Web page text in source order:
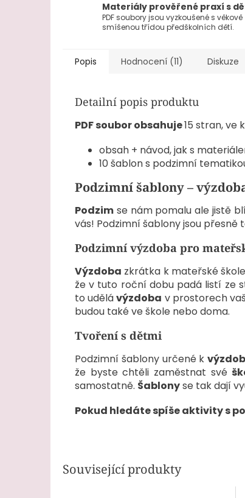
Materiály prověřené praxí s
PDF soubory jsou vyzkoušené s věkově
smíšenou třídou předškolních dětí.
Související produkty
Popis Hodnocení (11) Diskuze
Detailní popis produktu
PDF soubor obsahuje15 stran, ve
obsah + návod, jak s
10 šablon s podzimní
Podzimní šablony –
Podzim se nám pomalu ale jistě
vás! Podzimní šablony jsou přesně
Podzimní výzdoba pro
Výzdoba zkrátka k mateřské
že v tuto roční dobu padá listí ze
to udělávýzdoba v prostorech
budou také ve škole nebo doma.
Tvoření s dětmi
Podzimní šablony určené k
že byste chtěli zaměstnat své
samostatně. Šablonyse tak dají
Pokud hledáte spíše aktivity s